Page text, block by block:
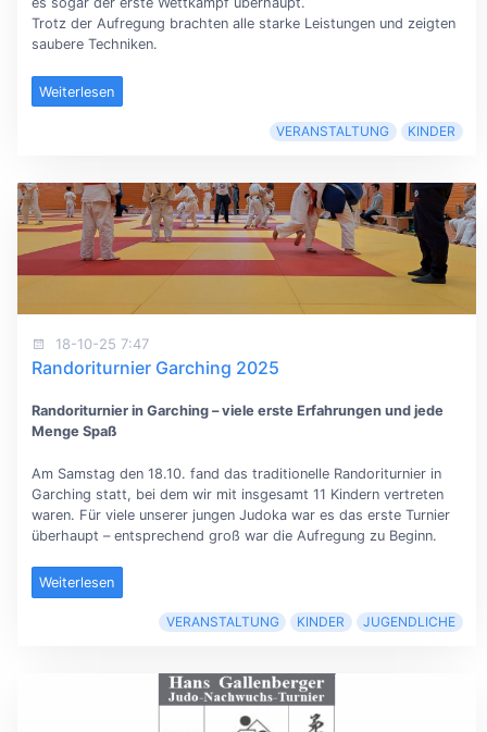
Trotz der Aufregung brachten alle starke Leistungen und zeigten
saubere Techniken.
Weiterlesen
VERANSTALTUNG KINDER
18-10-25 7:47
Randoriturnier Garching 2025
Randoriturnier in Garching – viele erste Erfahrungen und jede
Menge Spaß
Am Samstag den 18.10. fand das traditionelle Randoriturnier in
Garching statt, bei dem wir mit insgesamt 11 Kindern vertreten
waren. Für viele unserer jungen Judoka war es das erste Turnier
überhaupt – entsprechend groß war die Aufregung zu Beginn.
Weiterlesen
VERANSTALTUNG KINDER JUGENDLICHE